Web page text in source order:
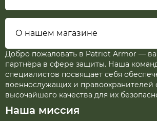
О нашем магазине
Добро пожаловать в Patriot Armor —
партнёра в сфере защиты. Наша
специалистов посвящает себя
военнослужащих и
высочайшего качества для их
Наша миссия